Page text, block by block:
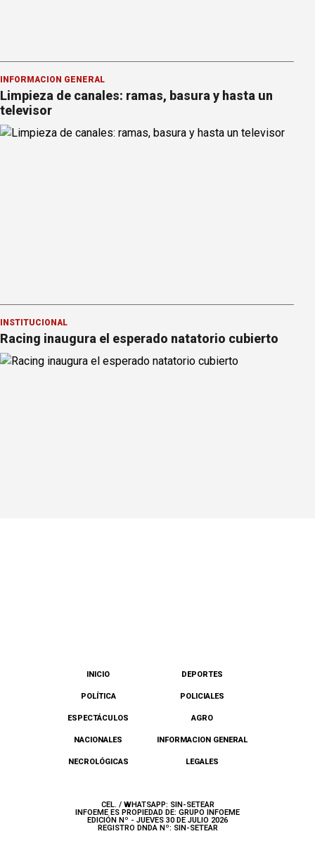
INFORMACION GENERAL
Limpieza de canales: ramas, basura y hasta un
televisor
INSTITUCIONAL
Racing inaugura el esperado natatorio cubierto
INICIO DEPORTES
POLÍTICA POLICIALES
ESPECTÁCULOS AGRO
NACIONALES INFORMACION GENERAL
NECROLÓGICAS LEGALES
CEL. / WHATSAPP: SIN-SETEAR
INFOEME ES PROPIEDAD DE: GRUPO INFOEME
EDICIÓN Nº - JUEVES 30 DE JULIO 2026
REGISTRO DNDA Nº: SIN-SETEAR